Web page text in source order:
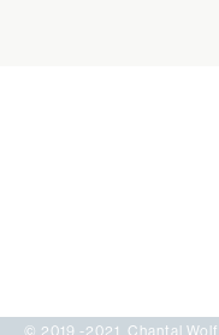
© 2019 -2021 Chantal Wolf